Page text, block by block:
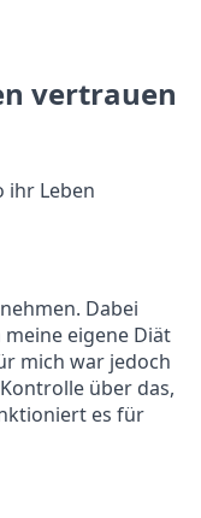
vertrauen
ihr Leben
Dabei
eigene Diät
mich war jedoch
über das,
es für